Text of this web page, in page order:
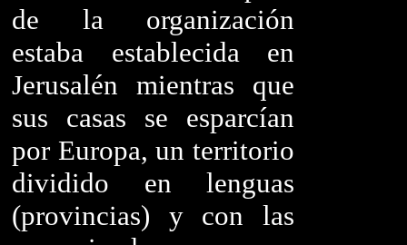
de la organización
estaba establecida en
Jerusalén mientras que
sus casas se esparcían
por Europa, un territorio
dividido en lenguas
(provincias) y con las